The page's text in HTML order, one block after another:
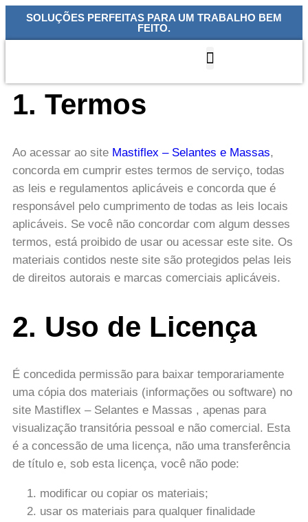
SOLUÇÕES PERFEITAS PARA UM TRABALHO BEM
FEITO.
1. Termos
Ao acessar ao site Mastiflex – Selantes e Massas,
concorda em cumprir estes termos de serviço, todas
as leis e regulamentos aplicáveis ​​e concorda que é
responsável pelo cumprimento de todas as leis locais
aplicáveis. Se você não concordar com algum desses
termos, está proibido de usar ou acessar este site. Os
materiais contidos neste site são protegidos pelas leis
de direitos autorais e marcas comerciais aplicáveis.
2. Uso de Licença
É concedida permissão para baixar temporariamente
uma cópia dos materiais (informações ou software) no
site Mastiflex – Selantes e Massas , apenas para
visualização transitória pessoal e não comercial. Esta
é a concessão de uma licença, não uma transferência
de título e, sob esta licença, você não pode:
modificar ou copiar os materiais;
usar os materiais para qualquer finalidade